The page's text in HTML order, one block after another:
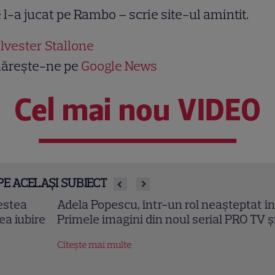
l-a jucat pe Rambo – scrie site-ul amintit.
Stallone
ne pe Google News
Cel mai nou VIDEO
ACELAȘI SUBIECT
Popescu, într-un rol neașteptat în „Fără
imagini din noul serial PRO TV și când începe
mai multe